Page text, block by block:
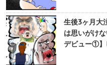
生後3ヶ月大
は思いがけ
デビュー①】